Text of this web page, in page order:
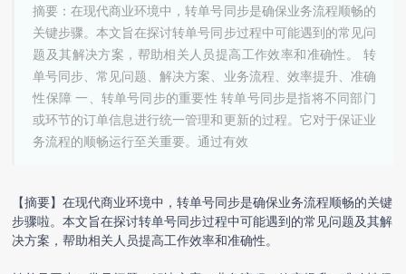
摘要：在现代商业环境中，转单号同步是确保业务流程顺畅的
关键步骤。本文旨在探讨转单号同步过程中可能遇到的常见问
题及其解决方案，帮助相关人员提高工作效率和准确性。 转
单号同步、常见问题、解决方案、业务流程、效率提升、准确
性保障 一、转单号同步的重要性 转单号同步是指将不同部门
或环节的订单信息进行统一管理和更新的过程。它对于保证业
务流程的顺畅运行至关重要。通过有效
【摘要】在现代商业环境中，转单号同步是确保业务流程顺畅的关键
步骤啦。本文旨在探讨转单号同步过程中可能遇到的常见问题及其解
决方案，帮助相关人员提高工作效率和准确性。